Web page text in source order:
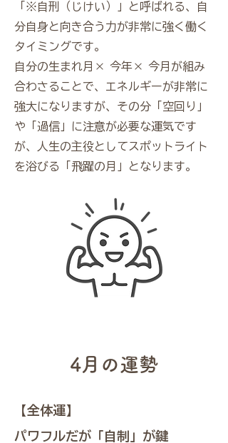
「※自刑（じけい）」と呼ばれる、自
分自身と向き合う力が非常に強く働く
タイミングです。
自分の生まれ月× 今年× 今月が組み
合わさることで、エネルギーが非常に
強大になりますが、その分「空回り」
や「過信」に注意が必要な運気です
が、人生の主役としてスポットライト
を浴びる「飛躍の月」となります。
4月の運勢
【全体運】
パワフルだが「自制」が鍵